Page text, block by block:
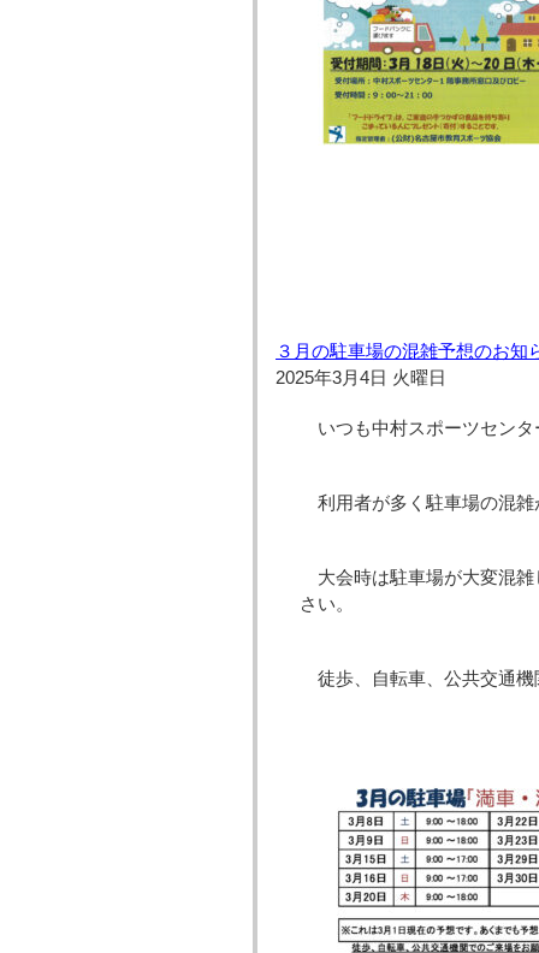
３月の駐車場の混雑予想のお知
2025年3月4日 火曜日
いつも中村スポーツセン
利用者が多く駐車場の混
大会時は駐車場が大変混
さい。
徒歩、自転車、公共交通